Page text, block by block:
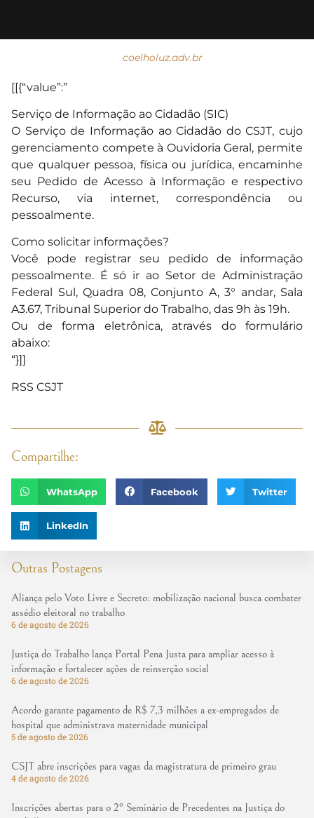
Outras Postagens
Aliança pelo Voto Livre e Secreto: mobilização nacional busca combater
assédio eleitoral no trabalho
6 de agosto de 2026
Justiça do Trabalho lança Portal Pena Justa para ampliar acesso à
informação e fortalecer ações de reinserção social
6 de agosto de 2026
Acordo garante pagamento de R$ 7,3 milhões a ex-empregados de
hospital que administrava maternidade municipal
5 de agosto de 2026
CSJT abre inscrições para vagas da magistratura de primeiro grau
4 de agosto de 2026
Inscrições abertas para o 2º Seminário de Precedentes na Justiça do
coelholuz.adv.br
[[{“value”:”
Serviço de Informação ao Cidadão (SIC)
O Serviço de Informação ao Cidadão do CSJT, cujo
gerenciamento compete à Ouvidoria Geral, permite
que qualquer pessoa, física ou jurídica, encaminhe
seu Pedido de Acesso à Informação e respectivo
Recurso, via internet, correspondência ou
pessoalmente.
Como solicitar informações?
Você pode registrar seu pedido de informação
pessoalmente. É só ir ao Setor de Administração
Federal Sul, Quadra 08, Conjunto A, 3° andar, Sala
A3.67, Tribunal Superior do Trabalho, das 9h às 19h.
Ou de forma eletrônica, através do formulário
abaixo:
“}]]
RSS CSJT
Compartilhe:
WhatsApp Facebook Twitter
LinkedIn